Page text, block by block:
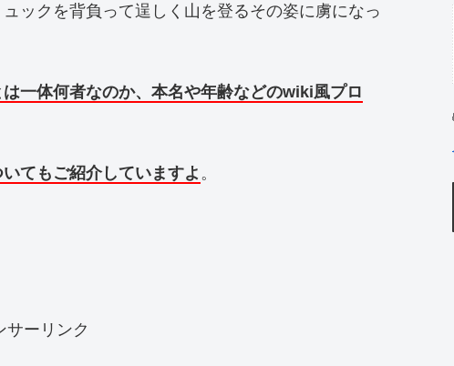
ックを背負って逞しく山を登るその姿に虜になっ
一体何者なのか、本名や年齢などのwiki風プロ
てもご紹介していますよ 。
サーリンク